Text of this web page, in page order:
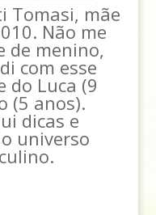
Tomasi, mãe
Não me
de menino,
com esse
do Luca (9
(5 anos).
dicas e
universo